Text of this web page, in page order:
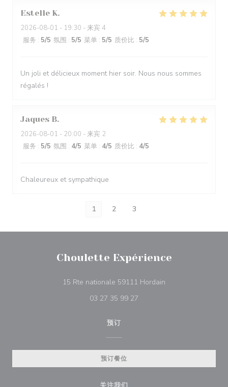
Estelle K
2026-08-01 - 19:30 - 来宾 4
服务 : 5/5 氛围 : 5/5 菜单 : 5/5 质价比 : 5/5
Un joli et délicieux moment hier soir. Nous nous sommes
régalés !
Jaques B
2026-08-01 - 20:00 - 来宾 2
服务 : 5/5 氛围 : 4/5 菜单 : 4/5 质价比 : 4/5
Chaleureux et sympathique
1 2 3
Choulette Expérience
15 Rte nationale 59111 Hordain
03 27 35 99 27
预订
预订餐位